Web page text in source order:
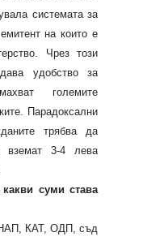
системата за
на които е
Чрез този
удобство за
големите
Парадоксални
трябва да
вземат 3-4 лева
суми става
КАТ, ОДП, съд